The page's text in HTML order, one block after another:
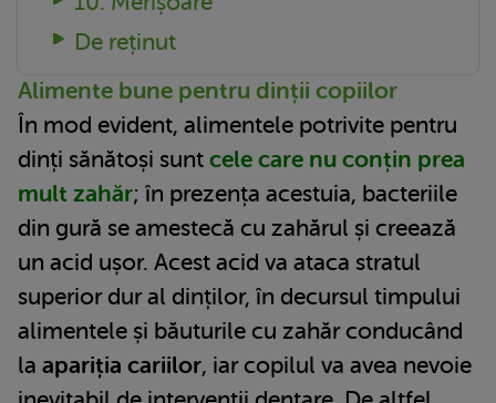
De reținut
Alimente bune pentru dinții copiilor
În mod evident, alimentele potrivite pentru
dinți sănătoși sunt cele care nu conțin prea
mult zahăr; în prezența acestuia, bacteriile
din gură se amestecă cu zahărul și creează
un acid ușor. Acest acid va ataca stratul
superior dur al dinților, în decursul timpului
alimentele și băuturile cu zahăr conducând
la apariția cariilor, iar copilul va avea nevoie